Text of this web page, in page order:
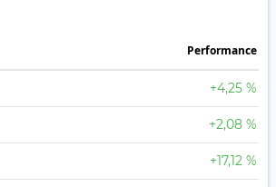
Performance
+4,25 %
+2,08 %
+17,12 %